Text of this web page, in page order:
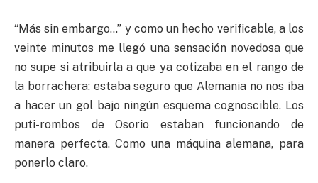
“Más sin embargo…” y como un hecho verificable, a los
veinte minutos me llegó una sensación novedosa que
no supe si atribuirla a que ya cotizaba en el rango de
la borrachera: estaba seguro que Alemania no nos iba
a hacer un gol bajo ningún esquema cognoscible. Los
puti-rombos de Osorio estaban funcionando de
manera perfecta. Como una máquina alemana, para
ponerlo claro.